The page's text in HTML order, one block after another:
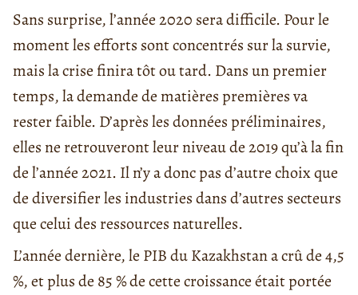
Sans surprise, l’année 2020 sera difficile. Pour le
moment les efforts sont concentrés sur la survie,
mais la crise finira tôt ou tard. Dans un premier
temps, la demande de matières premières va
rester faible. D’après les données préliminaires,
elles ne retrouveront leur niveau de 2019 qu’à la fin
de l’année 2021. Il n’y a donc pas d’autre choix que
de diversifier les industries dans d’autres secteurs
que celui des ressources naturelles.
L’année dernière, le PIB du Kazakhstan a crû de 4,5
%, et plus de 85 % de cette croissance était portée